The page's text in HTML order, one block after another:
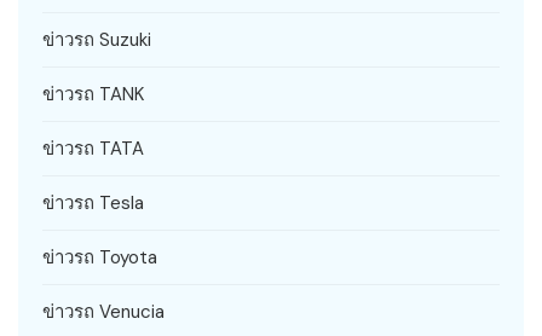
ข่าวรถ Suzuki
ข่าวรถ TANK
ข่าวรถ TATA
ข่าวรถ Tesla
ข่าวรถ Toyota
ข่าวรถ Venucia